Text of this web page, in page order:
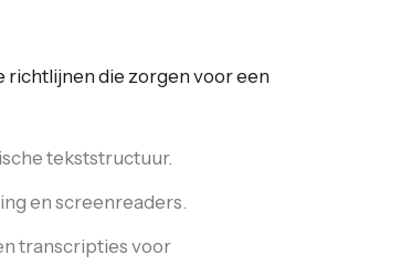
richtlijnen die zorgen voor een
tekststructuur.
en screenreaders.
transcripties voor